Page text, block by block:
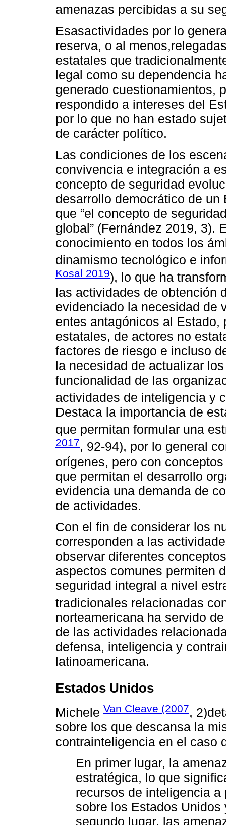
amenazas percibidas a su
Esasactividades por lo
reserva, o al
estatales que
legal como su dependencia
generado cuestionamientos,
respondido a intereses del
por lo que no han estado
de carácter político.
Las condiciones de los
convivencia e integración a
concepto de seguridad
desarrollo democrático de
que “el concepto de
global” (Fernández 2019, 3).
conocimiento en todos los
dinamismo tecnológico e
Kosal 2019), lo que ha
las actividades de obtención
evidenciado la necesidad de
entes antagónicos al
estatales, de actores no
factores de riesgo e incluso
la necesidad de actualizar
funcionalidad de las
actividades de inteligencia y
Destaca la importancia de
que permitan formular una
2017, 92-94), por lo general
orígenes, pero con
que permitan el desarrollo
evidencia una demanda de
de actividades.
Con el fin de considerar los
corresponden a las
observar diferentes
aspectos comunes permiten
seguridad integral a nivel
tradicionales relacionadas
norteamericana ha servido
de las actividades
defensa, inteligencia y
latinoamericana.
Estados Unidos
Michele Van Cleave (2007,
sobre los que descansa la
contrainteligencia en el caso
En primer lugar, la
estratégica, lo que
recursos de inteligencia
sobre los Estados
segundo lugar, las